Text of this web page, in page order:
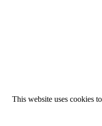
This website uses cookies